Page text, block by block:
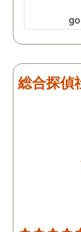
SNSなど
色んな視点
います。
金が安く明
て対応いた
総合探偵